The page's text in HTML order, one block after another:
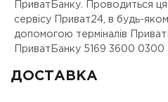
ПриватБанку. Проводиться
сервісу Приват24, в будь-
допомогою терміналів
ПриватБанку 5169 3600 0300
ДОСТАВКА